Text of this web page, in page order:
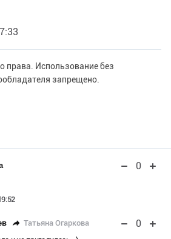
права. Использование без
запрещено.
0
Татьяна Огаркова 0